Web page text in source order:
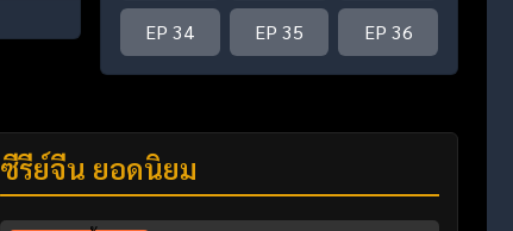
EP 34 EP 35 EP 36
ซีรี่ย์จีน ยอดนิยม